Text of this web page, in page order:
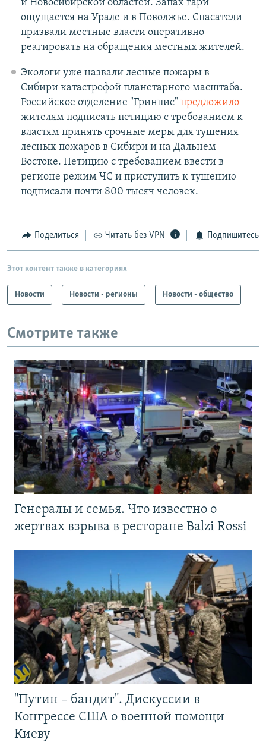
и Новосибирской областей. Запах гари
ощущается на Урале и в Поволжье. Спасатели
призвали местные власти оперативно
реагировать на обращения местных жителей.
Экологи уже назвали лесные пожары в
Сибири катастрофой планетарного масштаба.
Российское отделение "Гринпис" предложило
жителям подписать петицию с требованием к
властям принять срочные меры для тушения
лесных пожаров в Сибири и на Дальнем
Востоке. Петицию с требованием ввести в
регионе режим ЧС и приступить к тушению
подписали почти 800 тысяч человек.
Поделиться Читать без VPN Подпишитесь
Этот контент также в категориях
Новости Новости - регионы Новости - общество
Смотрите также
Генералы и семья. Что известно о
жертвах взрыва в ресторане Balzi Rossi
"Путин – бандит". Дискуссии в
Конгрессе США о военной помощи
Киеву